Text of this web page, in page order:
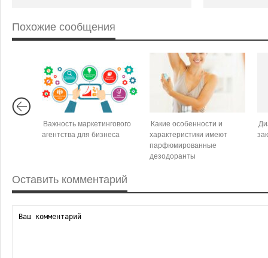
Похожие сообщения
Важность маркетингового
агентства для бизнеса
Какие особенности и
характеристики имеют
парфюмированные
дезодоранты
Оставить комментарий